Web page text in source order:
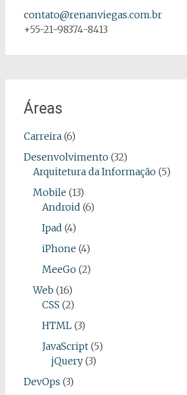
contato@renanviegas.com.br
+55-21-98374-8413
Áreas
Carreira(6)
Desenvolvimento(32)
Arquitetura da Informação(5)
Mobile (13)
Android (6)
Ipad (4)
iPhone (4)
MeeGo(2)
Web (16)
CSS (2)
HTML(3)
JavaScript(5)
jQuery(3)
DevOps (3)